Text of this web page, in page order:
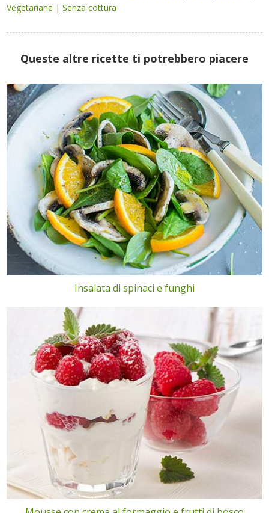
Vegetariane |Senza cottura
Queste altre ricette ti potrebbero piacere
Insalata di spinaci e funghi